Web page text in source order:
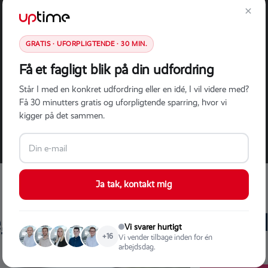
Vi designer og udvikler brugervenlige web‑,
og mere med fokus på kvalitet, sikkerhed og
performance. Backend, frontend eller fullstack,
og altid efter dine brugeres og dine behov.
hvordan vi gjorde
×
GRATIS · UFORPLIGTENDE · 30 MIN.
Få et fagligt blik på din udfordring
Står I med en konkret udfordring eller en idé, I vil videre med?
Få 30 minutters gratis og uforpligtende sparring, hvor vi
kigger på det sammen.
Ja tak, kontakt mig
+16
Vi svarer hurtigt
Vi vender tilbage inden for én
arbejdsdag.